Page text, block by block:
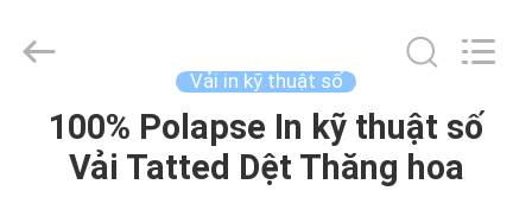
NHÀ
Shanghai
Color
Vải in kỹ thuật số
100% Polapse In kỹ thuật số
Vải Tatted Dệt Thăng hoa